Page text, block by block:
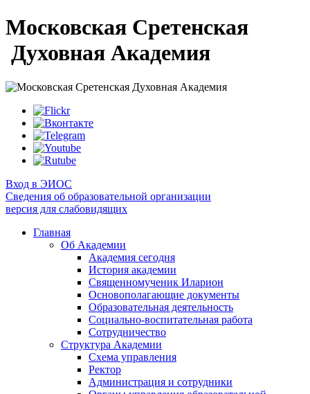
Московская Сретенская
Духовная Академия
Вход в ЭИОС
Сведения об образовательной организации
версия для слабовидящих
Главная
Об Академии
Академия сегодня
История академии
Священномученик Иларион
Основополагающие документы
Образовательная деятельность
Социально-воспитательная работа
Сотрудничество
Структура Академии
Схема управления
Ректор
Администрация и сотрудники